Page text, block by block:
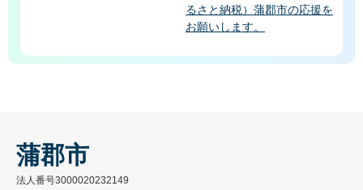
るさと納税）蒲郡市の応援を
お願いします。
蒲郡市
法人番号3000020232149